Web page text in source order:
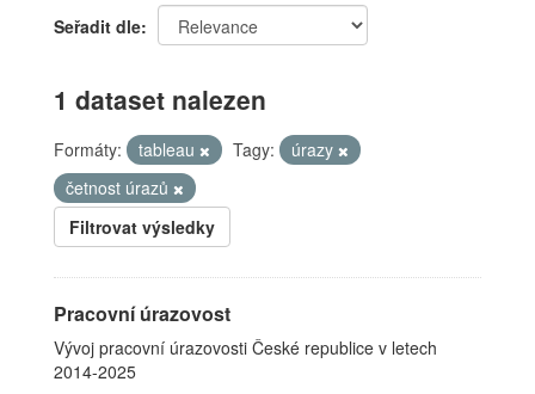
Seřadit dle
1 dataset nalezen
Formáty: tableau Tagy:
úrazy
četnost úrazů
Filtrovat výsledky
Pracovní úrazovost
Vývoj pracovní úrazovosti České republice v letech
2014-2025